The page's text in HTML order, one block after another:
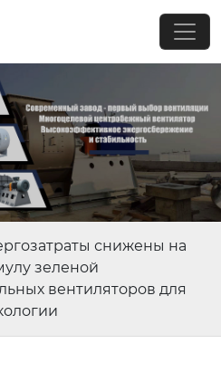
снижены на
зеленой
вентиляторов для